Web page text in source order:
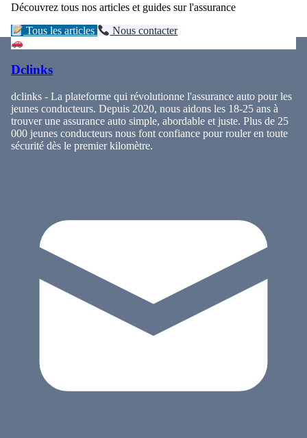
Découvrez tous nos articles et guides sur l'assurance
Tous les articles Nous contacter
Dclinks
dclinks - La plateforme qui révolutionne l'assurance auto pour les
jeunes conducteurs. Depuis 2020, nous aidons les 18-25 ans à
trouver une assurance auto simple, abordable et juste. Plus de 25
000 jeunes conducteurs nous font confiance pour rouler en toute
sécurité dès le premier kilomètre.